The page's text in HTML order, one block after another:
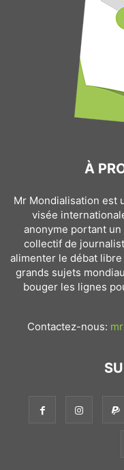
À
Mr Mondialisation est
visée
anonyme portant
collectif de
alimenter le débat
grands sujets
bouger les lignes
Contactez-nous: